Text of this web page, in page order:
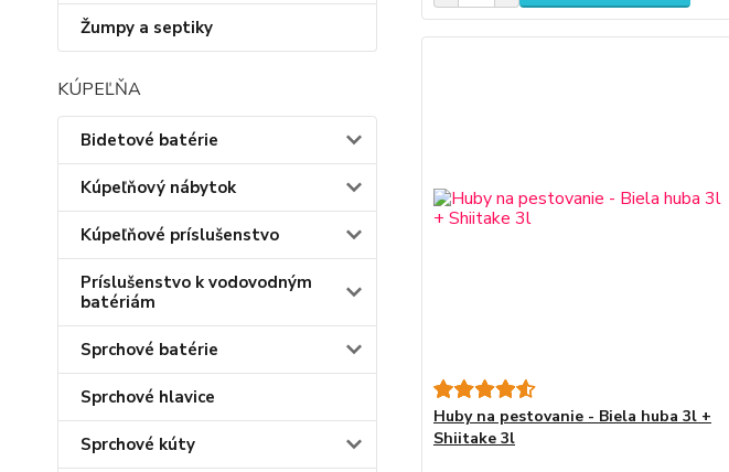
Žumpy a septiky
KÚPEĽŇA
Bidetové batérie
Kúpeľňový nábytok
Kúpeľňové príslušenstvo
Príslušenstvo k vodovodným
batériám
Sprchové batérie
Sprchové hlavice
Sprchové kúty
Huby na pestovanie - Biela huba 3l +
Shiitake 3l